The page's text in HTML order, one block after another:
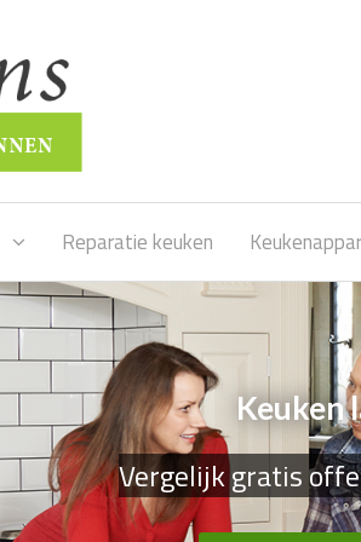
Reparatie keuken
Keuken
Vergelijk gratis